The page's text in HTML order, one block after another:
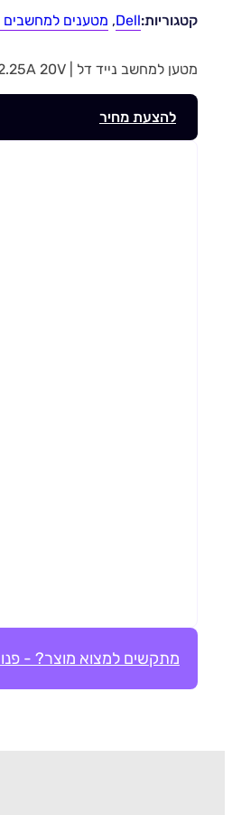
קטגוריות:Dell
, מטענים למחשבים
מטען למחשב נייד דל | Dell 45W | 2.25A 20V | חיבור TYPE-C | מק”ט 652022
להצעת מחיר
מתקשים למצוא מוצר? -